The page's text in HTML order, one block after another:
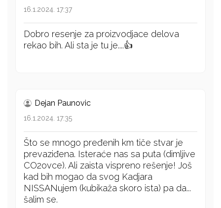
16.1.2024. 17:37
Dobro resenje za proizvodjace delova
rekao bih. Ali sta je tu je....👍
Dejan Paunovic
16.1.2024. 17:35
Što se mnogo pređenih km tiče stvar je
prevaziđena. Isteraće nas sa puta (dimljive
CO2ovce). Ali zaista vispreno rešenje! Još
kad bih mogao da svog Kadjara
NISSANujem (kubikaža skoro ista) pa da...
šalim se.